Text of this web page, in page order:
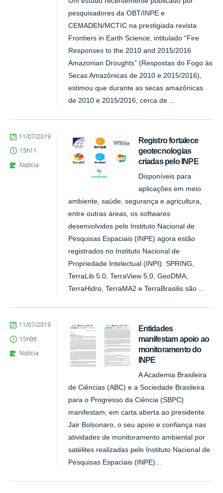
pesquisadores da OBT/INPE e
CEMADEN/MCTIC na prestigiada revista
Frontiers in Earth Science, intitulado “Fire
Responses to the 2010 and 2015/2016
Amazonian Droughts” (Respostas do Fogo às
Secas Amazônicas de 2010 e 2015/2016),
estimou que durante as secas amazônicas
de 2010 e 2015/2016, cerca de ...
Registro fortalece
geotecnologias
criadas pelo INPE
Disponíveis para
aplicações em meio
ambiente, saúde, segurança e agricultura,
entre outras áreas, os softwares
desenvolvidos pelo Instituto Nacional de
Pesquisas Espaciais (INPE) agora estão
registrados no Instituto Nacional de
Propriedade Intelectual (INPI). SPRING,
TerraLib 5.0, TerraView 5.0, GeoDMA,
TerraHidro, TerraMA2 e TerraBrasilis são ...
publicado
11/07/2019
15h11
Notícia
Entidades
manifestam apoio ao
monitoramento do
INPE
A Academia Brasileira
de Ciências (ABC) e a Sociedade Brasileira
para o Progresso da Ciência (SBPC)
manifestam, em carta aberta ao presidente
Jair Bolsonaro, o seu apoio e confiança nas
atividades de monitoramento ambiental por
satélites realizadas pelo Instituto Nacional de
Pesquisas Espaciais (INPE)...
publicado
11/07/2019
15h06
Notícia